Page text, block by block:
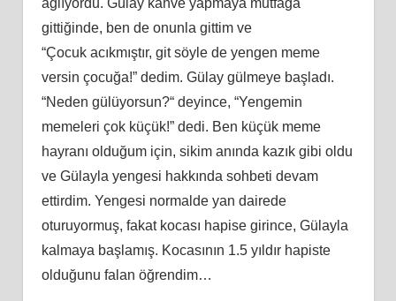
gittiğinde, ben de onunla gittim ve
“Çocuk acıkmıştır, git söyle de yengen meme
versin çocuğa!” dedim. Gülay gülmeye başladı.
“Neden gülüyorsun?“deyince, “Yengemin
memeleri çok küçük!” dedi. Ben küçük meme
hayranı olduğum için, sikimanında kazık gibi oldu
ve Gülayla yengesi hakkında sohbeti devam
ettirdim. Yengesi normalde yan dairede
oturuyormuş, fakat kocası hapise girince, Gülayla
kalmaya başlamış. Kocasının 1.5 yıldır hapiste
olduğunu falan öğrendim…